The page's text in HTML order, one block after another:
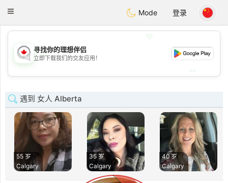
CANADIANchat
Toggle
Mode 登录
💖
💕
寻找你的理想伴侣
立即下载我们的交友应用！
遇到 女人 Alberta
55 岁
Calgary
35 岁
Calgary
40 岁
Calgary